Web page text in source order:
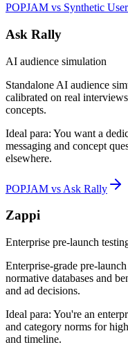
POPJAM vs Synthetic
Ask Rally
AI audience simulation
Standalone AI audience
calibrated on real
concepts.
Ideal para: You want a
messaging and concept
elsewhere.
POPJAM vs Ask Rally
Zappi
Enterprise pre-launch
Enterprise-grade pre-
normative databases and
and ad decisions.
Ideal para: You're an
and category norms for
and timeline.